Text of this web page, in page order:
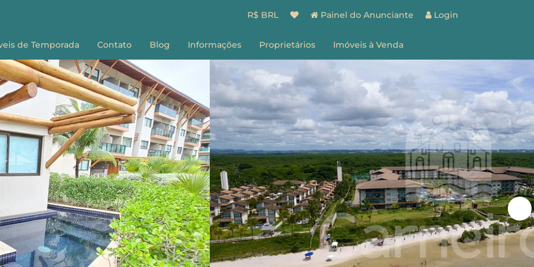
R$ BRL Painel do Anunciante Login
de Temporada Contato Blog Informações
Como Reservar
Perguntas Frequentes
Termos e Condições
Proprietários
Espaço do Proprietário
Gestão de Imóveis
Vantagens
Como Funciona
Fale Conosco
Imóveis à Venda